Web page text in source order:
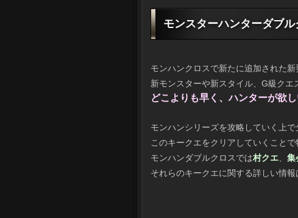
モンスターハンターダブ
モンハンクロスで新たに追加された
新モンスターや新スタイル、G級クエ
どこよりも早く、ハンターが欲
モンハンシリーズを攻略していく上
このキークエをクリアしていくこと
モンハンダブルクロスでは村クエ、 集
それらのキークエに関する詳しい情